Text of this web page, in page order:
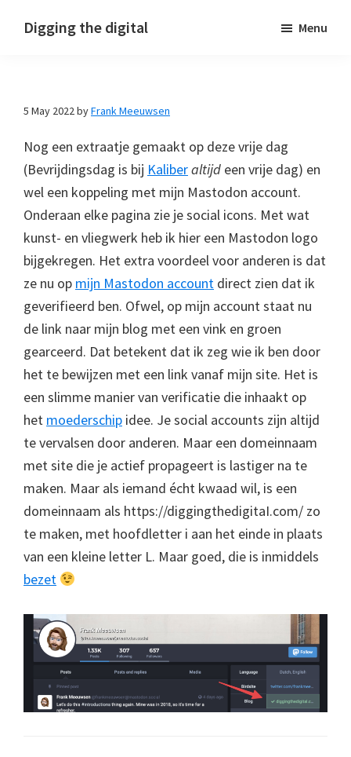
Digging the digital Menu
5 May 2022byFrank Meeuwsen
Nog een extraatje gemaakt op deze vrije dag
(Bevrijdingsdag is bij Kaliberaltijd een vrije dag) en
wel een koppeling met mijn Mastodon account.
Onderaan elke pagina zie je social icons. Met wat
kunst- en vliegwerk heb ik hier een Mastodon logo
bijgekregen. Het extra voordeel voor anderen is dat
ze nu op mijn Mastodon account direct zien dat ik
geverifieerd ben. Ofwel, op mijn account staat nu
de link naar mijn blog met een vink en groen
gearceerd. Dat betekent dat ik zeg wie ik ben door
het te bewijzen met een link vanaf mijn site. Het is
een slimme manier van verificatie die inhaakt op
het moederschip idee. Je social accounts zijn altijd
te vervalsen door anderen. Maar een domeinnaam
met site die je actief propageert is lastiger na te
maken. Maar als iemand écht kwaad wil, is een
domeinnaam als https://diggingthedigitaI.com/ zo
te maken, met hoofdletter i aan het einde in plaats
van een kleine letter L. Maar goed, die is inmiddels
bezet